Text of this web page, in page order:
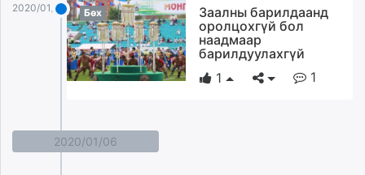
2020/01/09 Бөх
Заалны барилдаанд
оролцохгүй бол
наадмаар
барилдуулахгүй
1
1
2020/01/06